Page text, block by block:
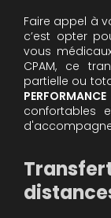
Faire appel à
c’est opter
vous
CPAM, ce
partielle ou
PERFORMANCE
confortables